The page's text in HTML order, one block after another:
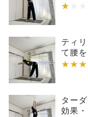
★
ティ
て腰
★★★
ター
効果